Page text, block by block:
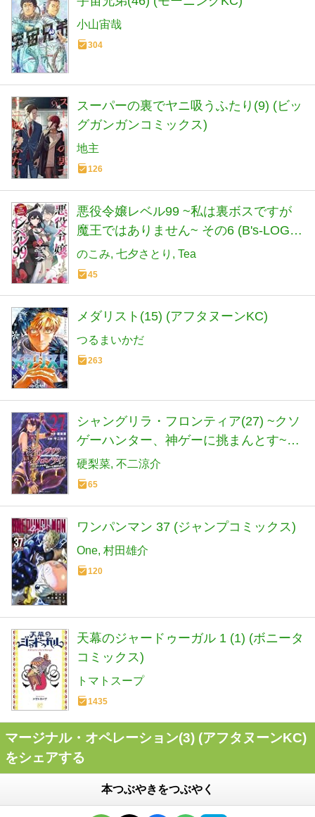
小山宙哉
304
スーパーの裏でヤニ吸うふたり(9) (ビッ
グガンガンコミックス)
地主
126
悪役令嬢レベル99 ~私は裏ボスですが
魔王ではありません~ その6 (B's-LOG
COMICS)
のこみ 七夕さとり Tea
45
メダリスト(15) (アフタヌーンKC)
つるまいかだ
263
シャングリラ・フロンティア(27) ~クソ
ゲーハンター、神ゲーに挑まんとす~
(KCデラックス)
硬梨菜 不二涼介
65
ワンパンマン 37 (ジャンプコミックス)
One 村田雄介
120
天幕のジャードゥーガル 1 (1) (ボニータ
コミックス)
トマトスープ
1435
マージナル・オペレーション(3) (アフタヌーンKC)
をシェアする
本つぶやきをつぶやく